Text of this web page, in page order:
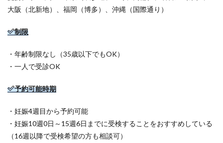
大阪（北新地）、福岡（博多）、沖縄（国際通り）
制限
・年齢制限なし（35歳以下でもOK）
・一人で受診OK
予約可能時期
・妊娠4週目から予約可能
・妊娠10週0日～15週6日までに受検することをおすすめしている
（16週以降で受検希望の方も相談可）